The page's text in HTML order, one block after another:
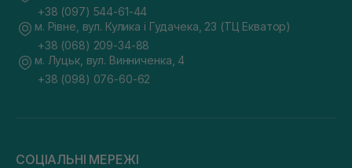
+38 (097) 544-61-44
м. Рівне, вул. Кулика і Гудачека, 23 (ТЦ Екватор)
+38 (068) 209-34-88
м. Луцьк, вул. Винниченка, 4
+38 (098) 076-60-62
СОЦІАЛЬНІ МЕРЕЖІ